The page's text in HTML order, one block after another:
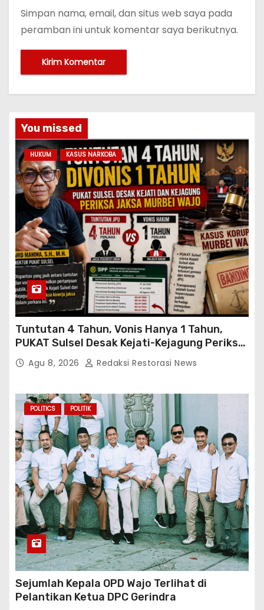
Simpan nama, email, dan situs web saya pada
peramban ini untuk komentar saya berikutnya.
You missed
HUKUM KASUS NARKOBA
Tuntutan 4 Tahun, Vonis Hanya 1 Tahun,
PUKAT Sulsel Desak Kejati-Kejagung Periksa
JPU Murbei Wajo
Agu 8, 2026 Redaksi Restorasi News
POLITICS POLITIK
Sejumlah Kepala OPD Wajo Terlihat di
Pelantikan Ketua DPC Gerindra